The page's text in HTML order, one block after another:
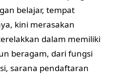
belajar, tempat
kini merasakan
dalam memiliki
beragam, dari fungsi
sarana pendaftaran